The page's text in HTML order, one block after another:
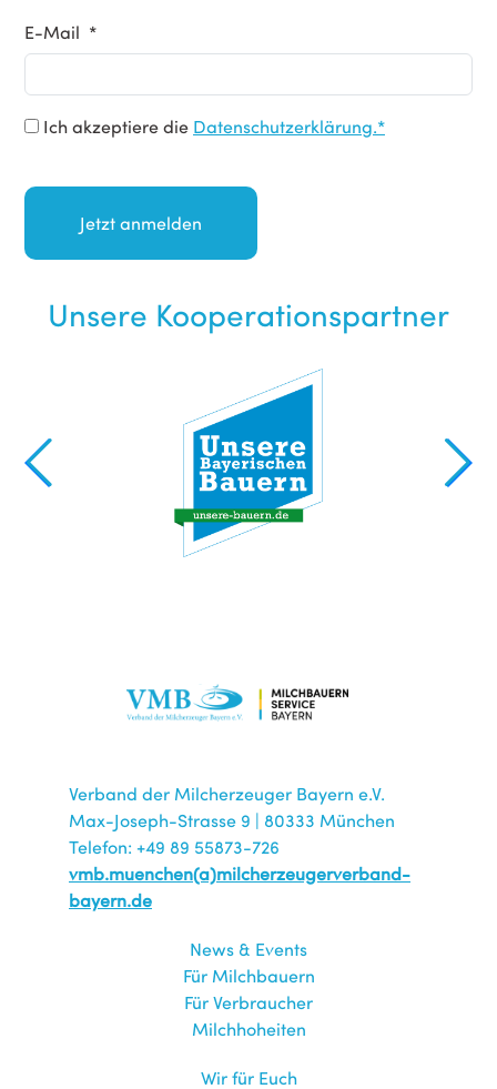
E-Mail *
Ich akzeptiere die Datenschutzerklärung.*
Unsere Kooperationspartner
Verband der Milcherzeuger Bayern e.V.
Max-Joseph-Strasse 9 | 80333 München
Telefon: +49 89 55873-726
vmb.muenchen(a)milcherzeugerverband-
bayern.de
News & Events
Für Milchbauern
Für Verbraucher
Milchhoheiten
Wir für Euch